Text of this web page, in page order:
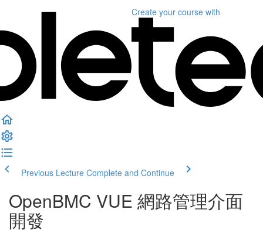
Create your course with
Previous Lecture Complete and Continue
OpenBMC VUE 網路管理介面
開發